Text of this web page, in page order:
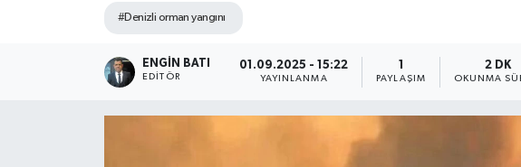
#Denizli orman yangını
ENGIN BATI
EDITÖR
01.09.2025 - 15:22
YAYINLANMA PAYLAŞIM
2 DK
OKUNMA